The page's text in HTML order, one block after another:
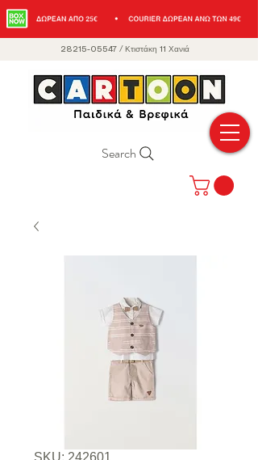
Search
28215-05547 / Κτιστάκη 11 Χανιά
SKU: 242601